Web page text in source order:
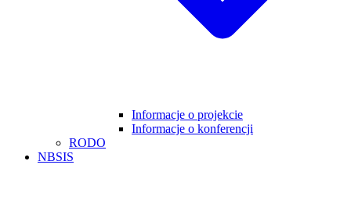
Informacje o projekcie
Informacje o konferencji
RODO
NBSIS